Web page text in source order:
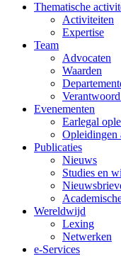
Thematische
Activiteiten
Expertise
Team
Advocaten
Waarden
Evenementen
Earlegal
Opleidingen
Publicaties
Nieuws
Studies en
Wereldwijd
Lexing
Netwerken
e-Services